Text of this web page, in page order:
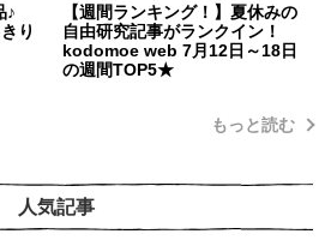
♪
り
【週間ランキング！】夏休みの
自由研究記事がランクイン！
kodomoe web 7月12日～18日
の週間TOP5★
もっと読む
人気記事